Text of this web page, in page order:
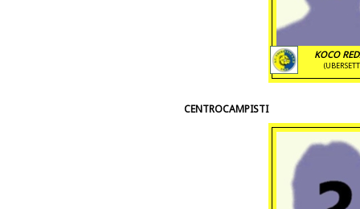
KOCO
CENTROCAMPISTI